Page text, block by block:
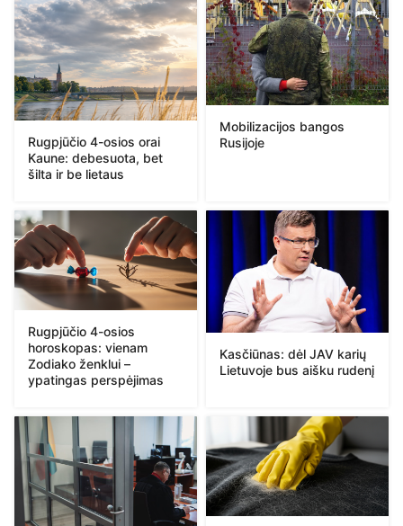
Rugpjūčio 4-osios orai
Kaune: debesuota, bet
šilta ir be lietaus
Mobilizacijos bangos
Rusijoje
Rugpjūčio 4-osios
horoskopas: vienam
Zodiako ženklui –
ypatingas perspėjimas
Kasčiūnas: dėl JAV karių
Lietuvoje bus aišku rudenį